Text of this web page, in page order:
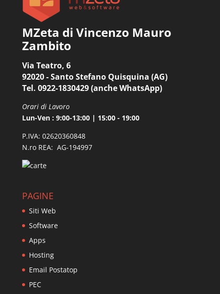
MZeta di Vincenzo Mauro
Zambito
Via Teatro, 6
92020 - Santo Stefano Quisquina (AG)
Tel. 0922-1830429 (anche WhatsApp)
Orari di Lavoro
Lun-Ven : 9:00-13:00 | 15:00 - 19:00
P.IVA: 02620360848
N.ro REA: AG-194997
PAGINE
Siti Web
Software
Apps
Hosting
Email Postatop
PEC